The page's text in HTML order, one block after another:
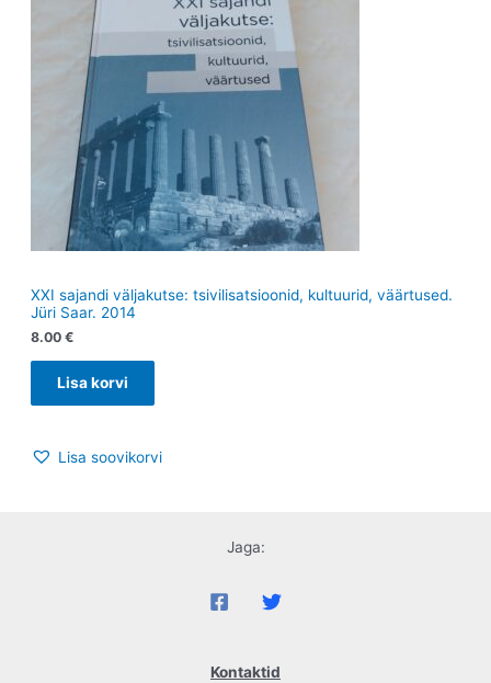
XXI sajandi väljakutse: tsivilisatsioonid, kultuurid, väärtused.
Jüri Saar. 2014
8.00 €
Lisa korvi
Lisa soovikorvi
Jaga:
Kontaktid